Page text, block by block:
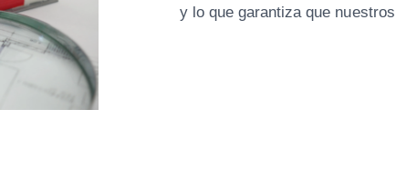
y lo que garantiza que